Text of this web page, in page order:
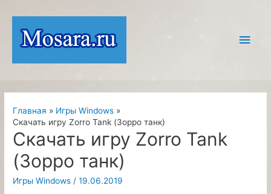
содержимому
Главная
Игры Windows
Скачать игру Zorro Tank (Зорро танк)
Скачать игру Zorro Tank
(Зорро танк)
Игры Windows /19.06.2019